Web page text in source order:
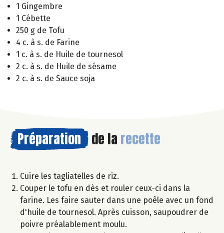
1 Gingembre
1 Cébette
250 g de Tofu
4 c. à s. de Farine
1 c. à s. de Huile de tournesol
2 c. à s. de Huile de sésame
2 c. à s. de Sauce soja
Préparation de la recette
Cuire les tagliatelles de riz.
Couper le tofu en dès et rouler ceux-ci dans la
farine. Les faire sauter dans une poêle avec un fond
d'huile de tournesol. Après cuisson, saupoudrer de
poivre préalablement moulu.